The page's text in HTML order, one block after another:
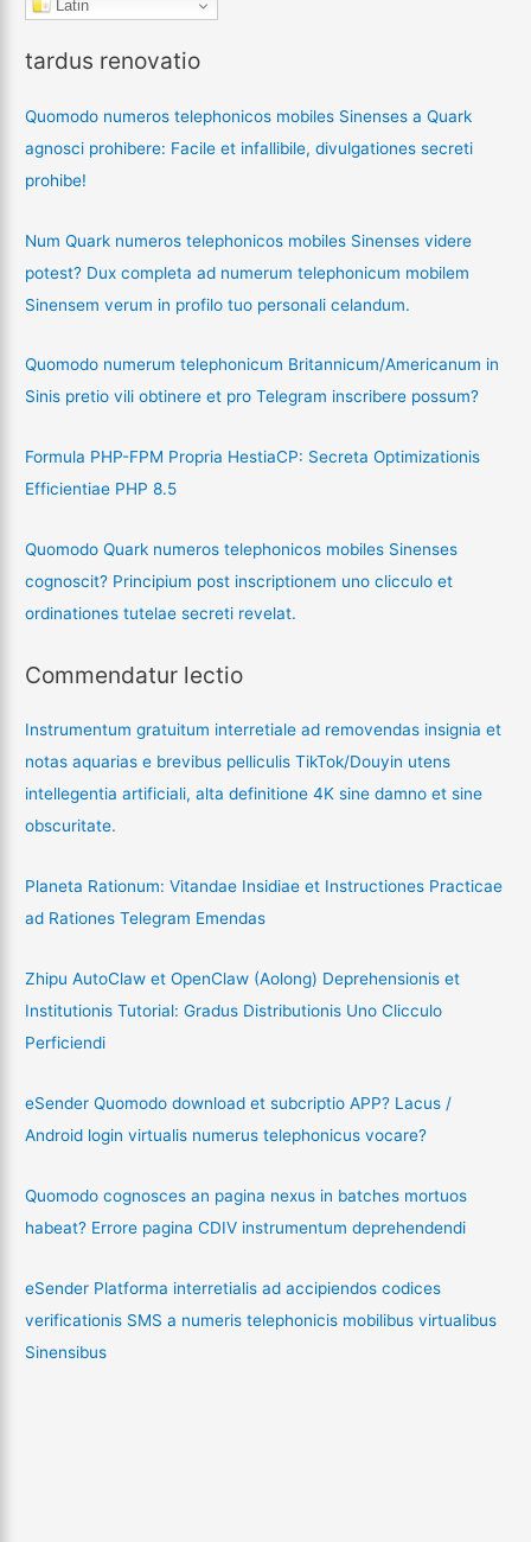
Latin
tardus renovatio
Quomodo numeros telephonicos mobiles Sinenses a Quark
agnosci prohibere: Facile et infallibile, divulgationes secreti
prohibe!
Num Quark numeros telephonicos mobiles Sinenses videre
potest? Dux completa ad numerum telephonicum mobilem
Sinensem verum in profilo tuo personali celandum.
Quomodo numerum telephonicum Britannicum/Americanum in
Sinis pretio vili obtinere et pro Telegram inscribere possum?
Formula PHP-FPM Propria HestiaCP: Secreta Optimizationis
Efficientiae PHP 8.5
Quomodo Quark numeros telephonicos mobiles Sinenses
cognoscit? Principium post inscriptionem uno clicculo et
ordinationes tutelae secreti revelat.
Commendatur lectio
Instrumentum gratuitum interretiale ad removendas insignia et
notas aquarias e brevibus pelliculis TikTok/Douyin utens
intellegentia artificiali, alta definitione 4K sine damno et sine
obscuritate.
Planeta Rationum: Vitandae Insidiae et Instructiones Practicae
ad Rationes Telegram Emendas
Zhipu AutoClaw et OpenClaw (Aolong) Deprehensionis et
Institutionis Tutorial: Gradus Distributionis Uno Clicculo
Perficiendi
eSender Quomodo download et subcriptio APP? Lacus /
Android login virtualis numerus telephonicus vocare?
Quomodo cognosces an pagina nexus in batches mortuos
habeat? Errore pagina CDIV instrumentum deprehendendi
eSender Platforma interretialis ad accipiendos codices
verificationis SMS a numeris telephonicis mobilibus virtualibus
Sinensibus